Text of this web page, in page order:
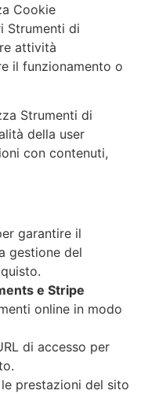
Cookie
Strumenti di
attività
il funzionamento o
Strumenti di
della user
con contenuti,
garantire il
gestione del
e Stripe
online in modo
di accesso per
prestazioni del sito